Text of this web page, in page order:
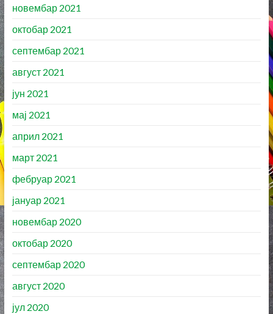
новембар 2021
октобар 2021
септембар 2021
август 2021
јун 2021
мај 2021
април 2021
март 2021
фебруар 2021
јануар 2021
новембар 2020
октобар 2020
септембар 2020
август 2020
јул 2020